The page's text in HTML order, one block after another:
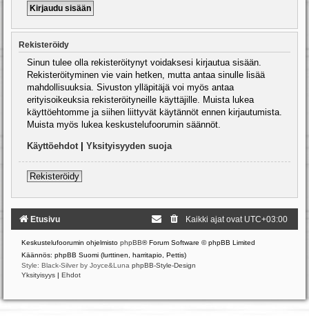
Rekisteröidy
Sinun tulee olla rekisteröitynyt voidaksesi kirjautua sisään.
Rekisteröityminen vie vain hetken, mutta antaa sinulle lisää
mahdollisuuksia. Sivuston ylläpitäjä voi myös antaa
erityisoikeuksia rekisteröityneille käyttäjille. Muista lukea
käyttöehtomme ja siihen liittyvät käytännöt ennen kirjautumista.
Muista myös lukea keskustelufoorumin säännöt.
Käyttöehdot Yksityisyyden suoja
Rekisteröidy
Etusivu Kaikki ajat ovat UTC+03:00
Keskustelufoorumin ohjelmisto phpBB® Forum Software © phpBB Limited
Käännös: phpBB Suomi (lurttinen, harritapio, Pettis)
Style: Black-Silver by Joyce&Luna phpBB-Style-Design
Yksityisyys | Ehdot